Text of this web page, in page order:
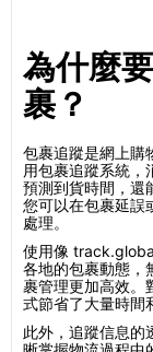
為什麼
裹？
包裹追蹤是網上購
用包裹追蹤系統，
預測到貨時間，還
您可以在包裹延誤
處理。
使用像
各地的包裹動態，
裹管理更加高效。
式節省了大量時間
此外，追蹤信息的